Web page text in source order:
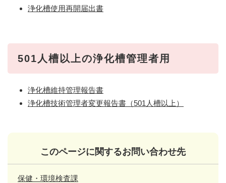
浄化槽使用再開届出書
501人槽以上の浄化槽管理者用
浄化槽維持管理報告書
浄化槽技術管理者変更報告書（501人槽以上）
このページに関するお問い合わせ先
保健・環境検査課